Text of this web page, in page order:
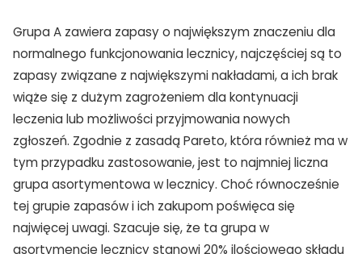
Grupa A zawiera zapasy o największym znaczeniu dla
normalnego funkcjonowania lecznicy, najczęściej są to
zapasy związane z największymi nakładami, a ich brak
wiąże się z dużym zagrożeniem dla kontynuacji
leczenia lub możliwości przyjmowania nowych
zgłoszeń. Zgodnie z zasadą Pareto, która również ma w
tym przypadku zastosowanie, jest to najmniej liczna
grupa asortymentowa w lecznicy. Choć równocześnie
tej grupie zapasów i ich zakupom poświęca się
najwięcej uwagi. Szacuje się, że ta grupa w
asortymencie lecznicy stanowi 20% ilościowego składu